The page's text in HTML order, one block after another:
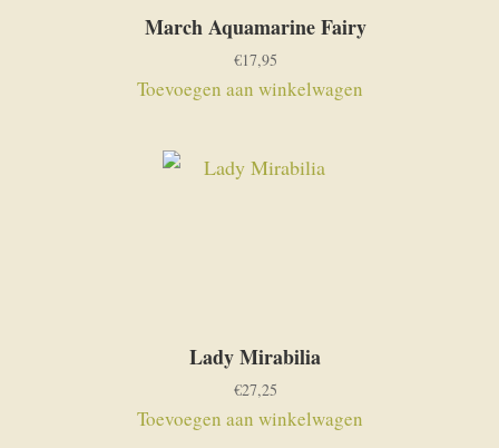
March Aquamarine Fairy
€17,95
Toevoegen aan winkelwagen
Lady Mirabilia
€27,25
Toevoegen aan winkelwagen